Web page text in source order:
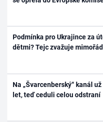
Podmínka pro Ukrajince za
dětmi? Tejc zvažuje
Na „Švarcenberský“ kanál
let, teď ceduli celou odstraní